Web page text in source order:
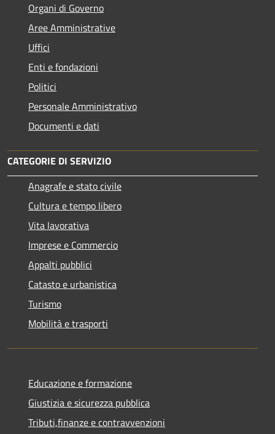
Organi di Governo
Aree Amministrative
Uffici
Enti e fondazioni
Politici
Personale Amministrativo
Documenti e dati
CATEGORIE DI SERVIZIO
Anagrafe e stato civile
Cultura e tempo libero
Vita lavorativa
Imprese e Commercio
Appalti pubblici
Catasto e urbanistica
Turismo
Mobilità e trasporti
Educazione e formazione
Giustizia e sicurezza pubblica
Tributi,finanze e contravvenzioni